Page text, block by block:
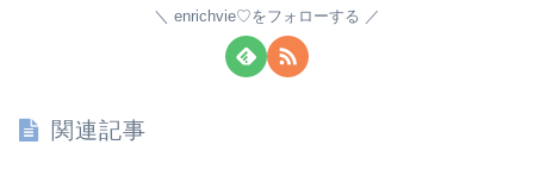
enrichvie♡をフォローする
関連記事